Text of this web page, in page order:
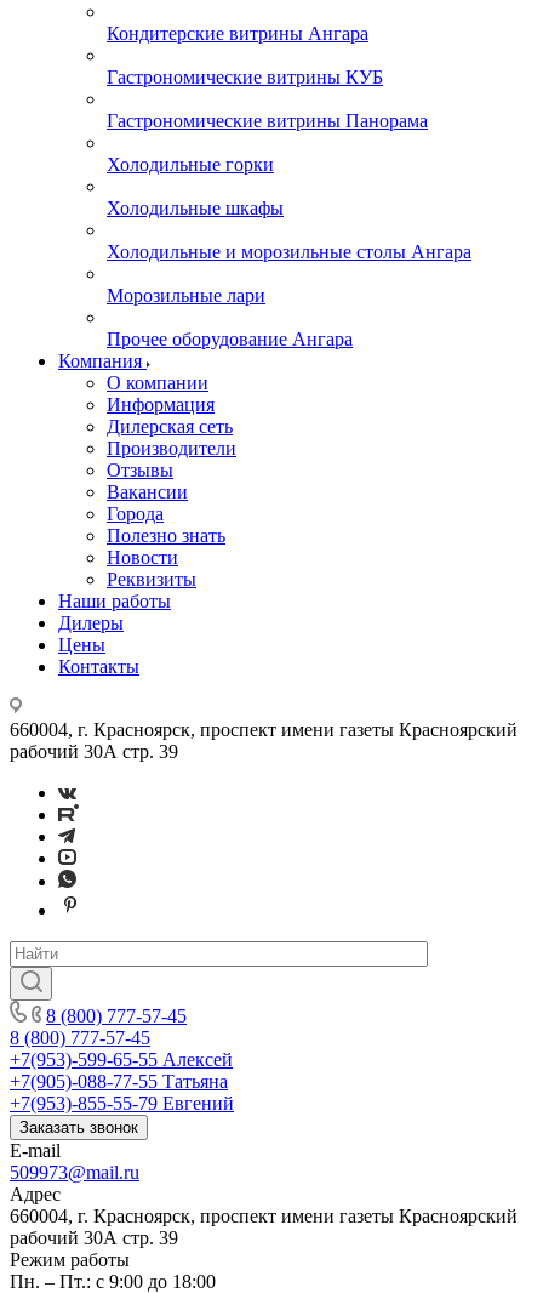
Кондитерские витрины Ангара
Гастрономические витрины КУБ
Гастрономические витрины Панорама
Холодильные горки
Холодильные шкафы
Холодильные и морозильные столы Ангара
Морозильные лари
Прочее оборудование Ангара
Компания
О компании
Информация
Дилерская сеть
Производители
Отзывы
Вакансии
Города
Полезно знать
Новости
Реквизиты
Наши работы
Дилеры
Цены
Контакты
660004, г. Красноярск, проспект имени газеты Красноярский
рабочий 30А стр. 39
8 (800) 777-57-45
8 (800) 777-57-45
+7(953)-599-65-55 Алексей
+7(905)-088-77-55 Татьяна
+7(953)-855-55-79 Евгений
Заказать звонок
E-mail
509973@mail.ru
Адрес
660004, г. Красноярск, проспект имени газеты Красноярский
рабочий 30А стр. 39
Режим работы
Пн. – Пт.: с 9:00 до 18:00